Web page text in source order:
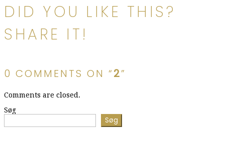
DID YOU LIKE THIS?
SHARE IT!
0 COMMENTS ON “2”
Comments are closed.
Søg
Søg